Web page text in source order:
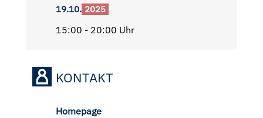
19.10. 2025
15:00 - 20:00 Uhr
KONTAKT
Homepage